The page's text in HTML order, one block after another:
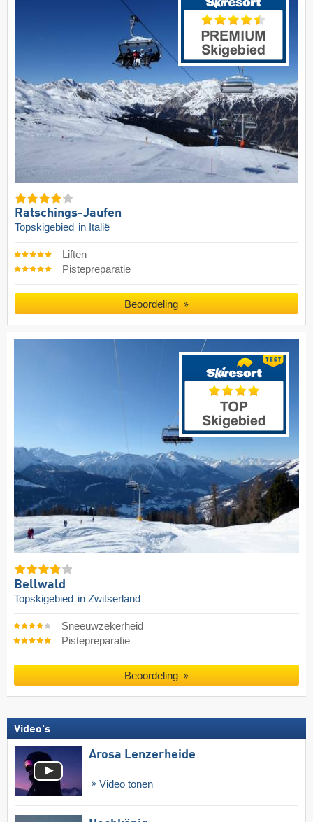
Ratschings-Jaufen
Topskigebied in Italië
Liften
Pistepreparatie
Beoordeling
Bellwald
Topskigebied in Zwitserland
Sneeuwzekerheid
Pistepreparatie
Beoordeling
Video's
Arosa Lenzerheide
Video tonen